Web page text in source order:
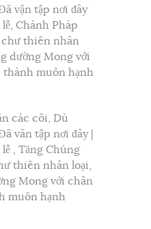
vận tập nơi đây
Chánh Pháp
thiên nhân
dường Mong với
thành muôn hạnh
các cõi, Dù
vân tập nơi đây |
, Tăng Chúng
thiên nhân loại,
Mong với chân
muôn hạnh